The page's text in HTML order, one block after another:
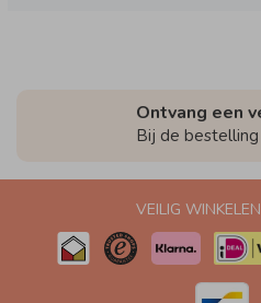
Ontvang een
Bij de
VEILIG